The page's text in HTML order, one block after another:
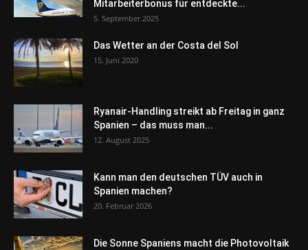
Mitarbeiterbonus für entdeckte...
5. September 2025
Das Wetter an der Costa del Sol
15. Juni 2020
Ryanair-Handling streikt ab Freitag in ganz
Spanien – das muss man...
12. August 2025
Kann man den deutschen TÜV auch in
Spanien machen?
20. Februar 2026
Die Sonne Spaniens macht die Photovoltaik